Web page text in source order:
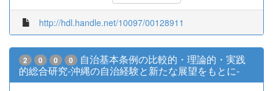
http://hdl.handle.net/10097/00128911
2 0 0 0
自治基本条例の比較的・理論的・実践
的総合研究-沖縄の自治経験と新たな展望をもとに-